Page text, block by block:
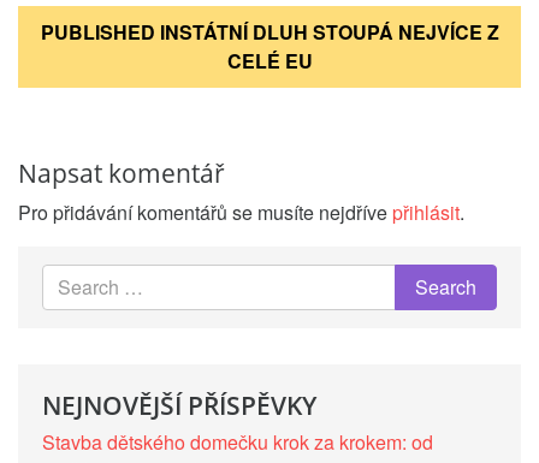
Navigace
proPUBLISHED INSTÁTNÍ DLUH STOUPÁ NEJVÍCE Z
CELÉ EU
Napsat komentář
Pro přidávání komentářů se musíte nejdříve přihlásit.
NEJNOVĚJŠÍ PŘÍSPĚVKY
Stavba dětského domečku krok za krokem: od